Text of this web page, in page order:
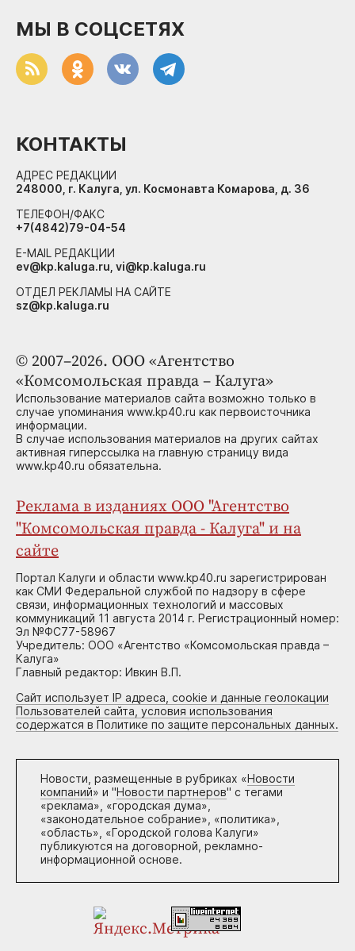
© 2007–2026. ООО «Агентство
«Комсомольская правда – Калуга»
Использование материалов сайта возможно только в
случае упоминания www.kp40.ru как первоисточника
информации.
В случае использования материалов на других сайтах
активная гиперссылка на главную страницу вида
www.kp40.ru обязательна.
Реклама в изданиях ООО "Агентство
"Комсомольская правда - Калуга" и на
сайте
Портал Калуги и области www.kp40.ru зарегистрирован
как СМИ Федеральной службой по надзору в сфере
связи, информационных технологий и массовых
коммуникаций 11 августа 2014 г. Регистрационный номер:
Эл №ФС77-58967
Учредитель: ООО «Агентство «Комсомольская правда –
Калуга»
Главный редактор: Ивкин В.П.
Сайт использует IP адреса, cookie и данные геолокации
Пользователей сайта, условия использования
содержатся в Политике по защите персональных данных.
Новости, размещенные в рубриках «Новости
компаний» и "Новости партнеров" с тегами
«реклама», «городская дума»,
«законодательное собрание», «политика»,
«область», «Городской голова Калуги»
публикуются на договорной, рекламно-
информационной основе.
МЫ В СОЦСЕТЯХ
КОНТАКТЫ
АДРЕС РЕДАКЦИИ
248000, г. Калуга, ул. Космонавта Комарова, д. 36
ТЕЛЕФОН/ФАКС
+7(4842)79-04-54
E-MAIL РЕДАКЦИИ
ev@kp.kaluga.ru, vi@kp.kaluga.ru
ОТДЕЛ РЕКЛАМЫ НА САЙТЕ
sz@kp.kaluga.ru